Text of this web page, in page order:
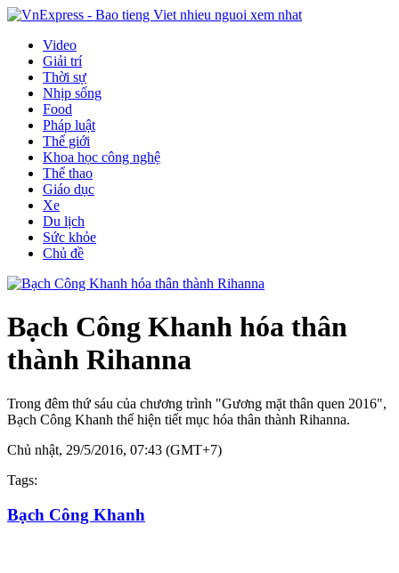
Video
Giải trí
Thời sự
Nhịp sống
Food
Pháp luật
Thế giới
Khoa học công nghệ
Thể thao
Giáo dục
Xe
Du lịch
Sức khỏe
Chủ đề
Bạch Công Khanh hóa thân
thành Rihanna
Trong đêm thứ sáu của chương trình "Gương mặt thân quen 2016",
Bạch Công Khanh thể hiện tiết mục hóa thân thành Rihanna.
Chủ nhật, 29/5/2016, 07:43 (GMT+7)
Tags:
Bạch Công Khanh